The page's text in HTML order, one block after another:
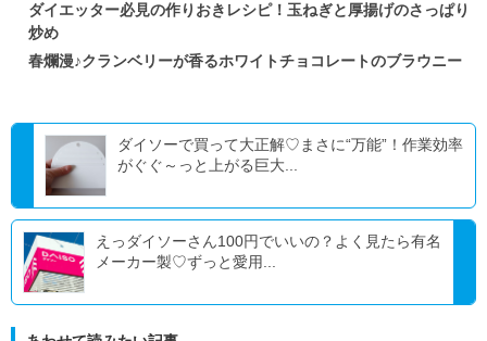
ダイエッター必見の作りおきレシピ！玉ねぎと厚揚げのさっぱり
炒め
春爛漫♪クランベリーが香るホワイトチョコレートのブラウニー
ダイソーで買って大正解♡まさに“万能”！作業効率
がぐぐ～っと上がる巨大...
えっダイソーさん100円でいいの？よく見たら有名
メーカー製♡ずっと愛用...